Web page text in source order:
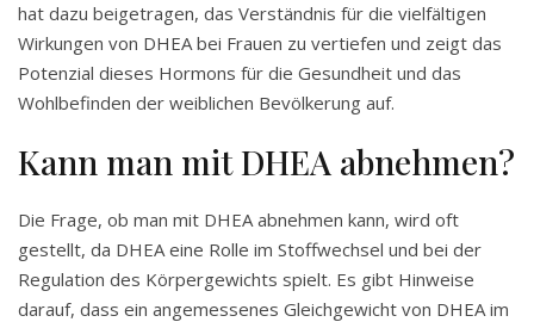
hat dazu beigetragen, das Verständnis für die vielfältigen
Wirkungen von DHEA bei Frauen zu vertiefen und zeigt das
Potenzial dieses Hormons für die Gesundheit und das
Wohlbefinden der weiblichen Bevölkerung auf.
Kann man mit DHEA abnehmen?
Die Frage, ob man mit DHEA abnehmen kann, wird oft
gestellt, da DHEA eine Rolle im Stoffwechsel und bei der
Regulation des Körpergewichts spielt. Es gibt Hinweise
darauf, dass ein angemessenes Gleichgewicht von DHEA im